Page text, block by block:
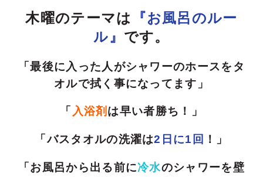
木曜のテーマは
『お風呂のルー
ル』 です。
「最後に入った人がシャワーのホースをタ
オルで拭く事になってます」
「 入浴剤 は早い者勝ち！」
「バスタオルの洗濯は2日に1回 ！」
「お風呂から出る前に冷水のシャワーを壁